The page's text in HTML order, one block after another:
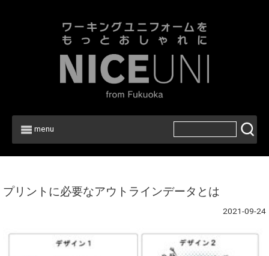
menu
プリントに必要なアウトラインデータとは
2021-09-24